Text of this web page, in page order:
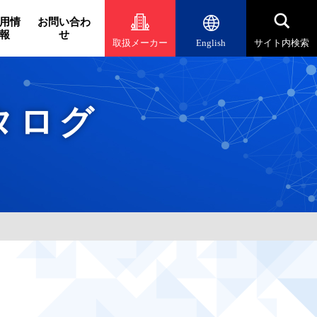
情
報
お問い合わ
せ
取扱メーカー English サイト内検索
ログ